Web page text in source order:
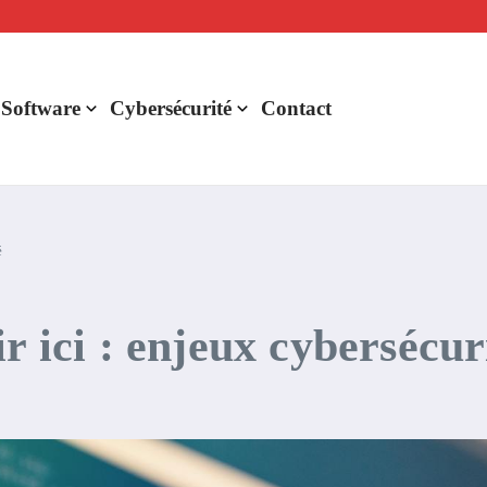
de rentabilité ?
Cybersécurité Contact
ici : enjeux